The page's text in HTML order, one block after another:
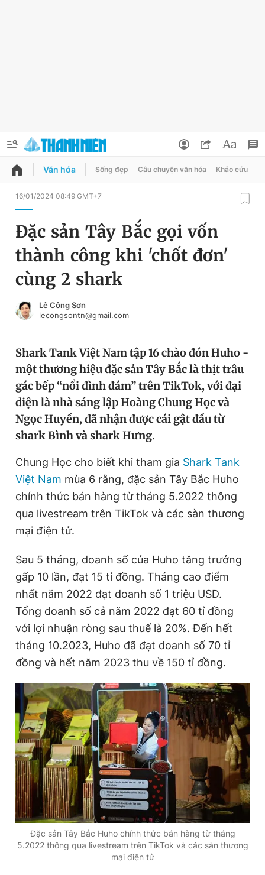
QUẢNG CÁO
Chuyên mục
Chuyên mục khác
Chào ngày mới
Video Magazine
Sản phẩm khác
Bạn cần biết
Thông tin tòa soạn Liên hệ quảng cáo
Đọc Thanh Niên trên điện thoại
Theo dõi báo trên
0906 645 777 0908 780 404
Đặt báo Quảng cáo RSS Tòa soạn Chính sách bảo
Tổng biên tập: Nguyễn Ngọc Toàn
Phó tổng biên tập thường trực: Hải Thành
Phó tổng biên tập: Lâm Hiếu Dũng
Phó tổng biên tập: Trần Việt Hưng
Tổng thư ký tòa soạn: Đức Trung
Giấy phép xuất bản số 110/GP - BTTTT cấp ngày 24.3.2020
© 2003-2026 Bản quyền thuộc về Báo Thanh Niên. Cấm sao
bản. Phát triển bởi ePi Technologies, JSC.
Đổi mật khẩu
Tin đã lưu
Tin đã xem
Đăng xuất
Văn hóa Sống đẹp Câu chuyện văn hóa Khảo cứu
16/01/2024 08:49 GMT+7
Đặc sản Tây Bắc gọi vốn
thành công khi 'chốt đơn'
cùng 2 shark
Lê Công Sơn
lecongsontn@gmail.com
Shark Tank Việt Nam tập 16 chào đón Huho -
một thương hiệu đặc sản Tây Bắc là thịt trâu
gác bếp “nổi đình đám” trên TikTok, với đại
diện là nhà sáng lập Hoàng Chung Học và
Ngọc Huyền, đã nhận được cái gật đầu từ
shark Bình và shark Hưng.
Chung Học cho biết khi tham gia Shark Tank
Việt Nam mùa 6 rằng, đặc sản Tây Bắc Huho
chính thức bán hàng từ tháng 5.2022 thông
qua livestream trên TikTok và các sàn thương
mại điện tử.
Sau 5 tháng, doanh số của Huho tăng trưởng
gấp 10 lần, đạt 15 tỉ đồng. Tháng cao điểm
nhất năm 2022 đạt doanh số 1 triệu USD.
Tổng doanh số cả năm 2022 đạt 60 tỉ đồng
với lợi nhuận ròng sau thuế là 20%. Đến hết
tháng 10.2023, Huho đã đạt doanh số 70 tỉ
đồng và hết năm 2023 thu về 150 tỉ đồng.
Đặc sản Tây Bắc Huho chính thức bán hàng từ tháng
5.2022 thông qua livestream trên TikTok và các sàn thương
mại điện tử